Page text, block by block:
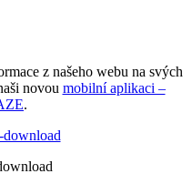
z našeho webu na svých
novou mobilní aplikaci –
.